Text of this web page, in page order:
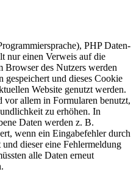
PHP Daten-
nur einen Verweis auf die
Browser des Nutzers werden
gespeichert und dieses Cookie
Website genutzt werden.
vor allem in Formularen benutzt,
zu erhöhen. In
Daten werden z. B.
wenn ein Eingabefehler durch
dieser eine Fehlermeldung
alle Daten erneut